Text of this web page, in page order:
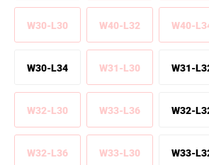
W30-L30 W40-L32 W40-
W30-L34 W31-L30 W31-
W32-L30 W33-L36 W32-
W32-L36 W33-L30 W33-